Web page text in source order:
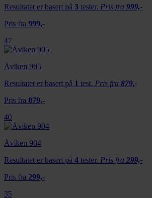
Resultatet er basert på 3 tester. Pris fra 999,-
Pris fra 999,-
47
Åviken 905
Resultatet er basert på 1 test. Pris fra 879,-
Pris fra 879,-
40
Åviken 904
Resultatet er basert på 4 tester. Pris fra 299,-
Pris fra 299,-
35